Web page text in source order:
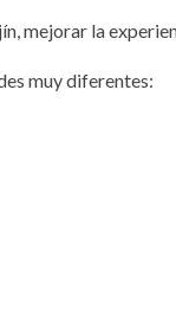
mejorar la
muy diferentes: